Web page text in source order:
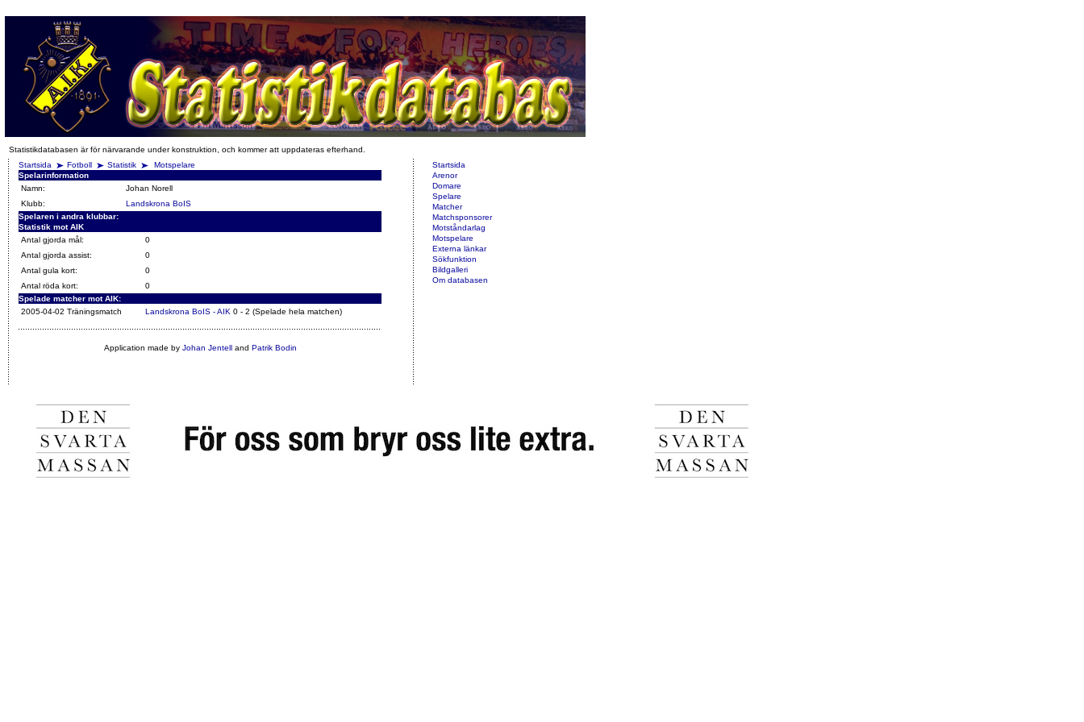
Statistikdatabasen är för närvarande under konstruktion, och kommer att uppdateras efterhand.
Startsida
Fotboll Statistik
Motspelare
Spelarinformation
Namn:
Johan Norell
Klubb:
Landskrona BoIS
Spelaren i andra klubbar:
Statistik mot AIK
Antal gjorda mål:
0
Antal gjorda assist:
0
Antal gula kort:
0
Antal röda kort:
0
Spelade matcher mot AIK:
2005-04-02 Träningsmatch
Landskrona BoIS - AIK 0 - 2 (Spelade hela matchen)
Application made by Johan Jentelland Patrik Bodin
Startsida
Arenor
Domare
Spelare
Matcher
Matchsponsorer
Motståndarlag
Motspelare
Externa länkar
Sökfunktion
Bildgalleri
Om databasen